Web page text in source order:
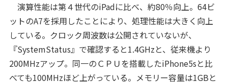
演算性能は第４世代のiPadに比べ、約80％向上。64ビ
ットのA7を採用したことにより、処理性能は大きく向上
している。クロック周波数は公開されていないが、
『SystemStatus』で確認すると1.4GHzと、従来機より
200MHzアップ。同一のＣＰＵを搭載したiPhone5sと比
べても100MHzほど上がっている。メモリー容量は1GBと